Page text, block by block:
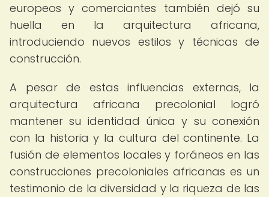
europeos y comerciantes también dejó su
huella en la arquitectura africana,
introduciendo nuevos estilos y técnicas de
construcción.
A pesar de estas influencias externas, la
arquitectura africana precolonial logró
mantener su identidad única y su conexión
con la historia y la cultura del continente. La
fusión de elementos locales y foráneos en las
construcciones precoloniales africanas es un
testimonio de la diversidad y la riqueza de las